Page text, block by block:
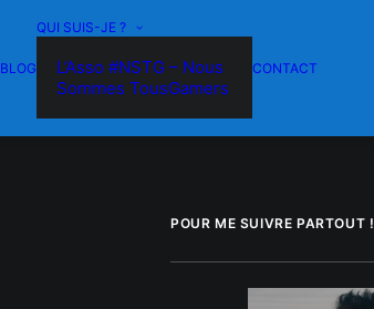
BLOG
QUI SUIS-JE ?
L’Asso #NSTG – Nous
Sommes TousGamers
CONTACT
POUR ME SUIVRE PARTOUT !